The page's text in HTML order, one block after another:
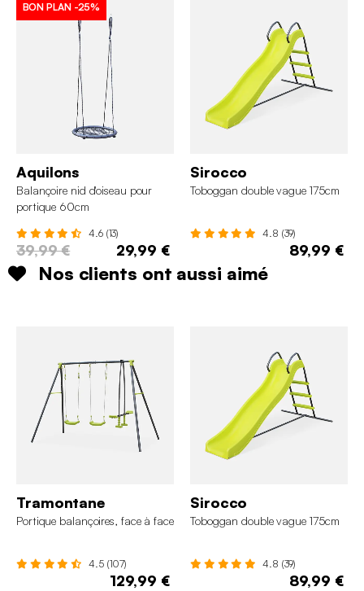
BON PLAN -25%
Aquilons
Balançoire nid d'oiseau pour
portique 60cm
4.6 (13)
39,99 € 29,99 €
Sirocco
Toboggan double vague 175cm
4.8 (39)
89,99 €
Nos clients ont aussi aimé
Tramontane
Portique balançoires, face à face
4.5 (107)
129,99 €
Sirocco
Toboggan double vague 175cm
4.8 (39)
89,99 €